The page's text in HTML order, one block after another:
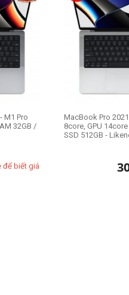
M1 Pro
32GB /
để biết giá
MacBook Pro
8core, GPU
SSD 512GB -